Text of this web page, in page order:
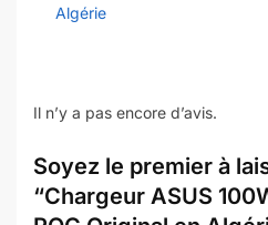
Algérie
Il n’y a pas encore d’avis.
Soyez le premier à
“Chargeur ASUS